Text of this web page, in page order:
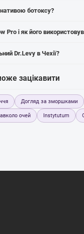
ботоксу?
Pro і як його
Dr.Levy в Чехії?
зацікавити
Догляд за зморшками
очей Instytutum